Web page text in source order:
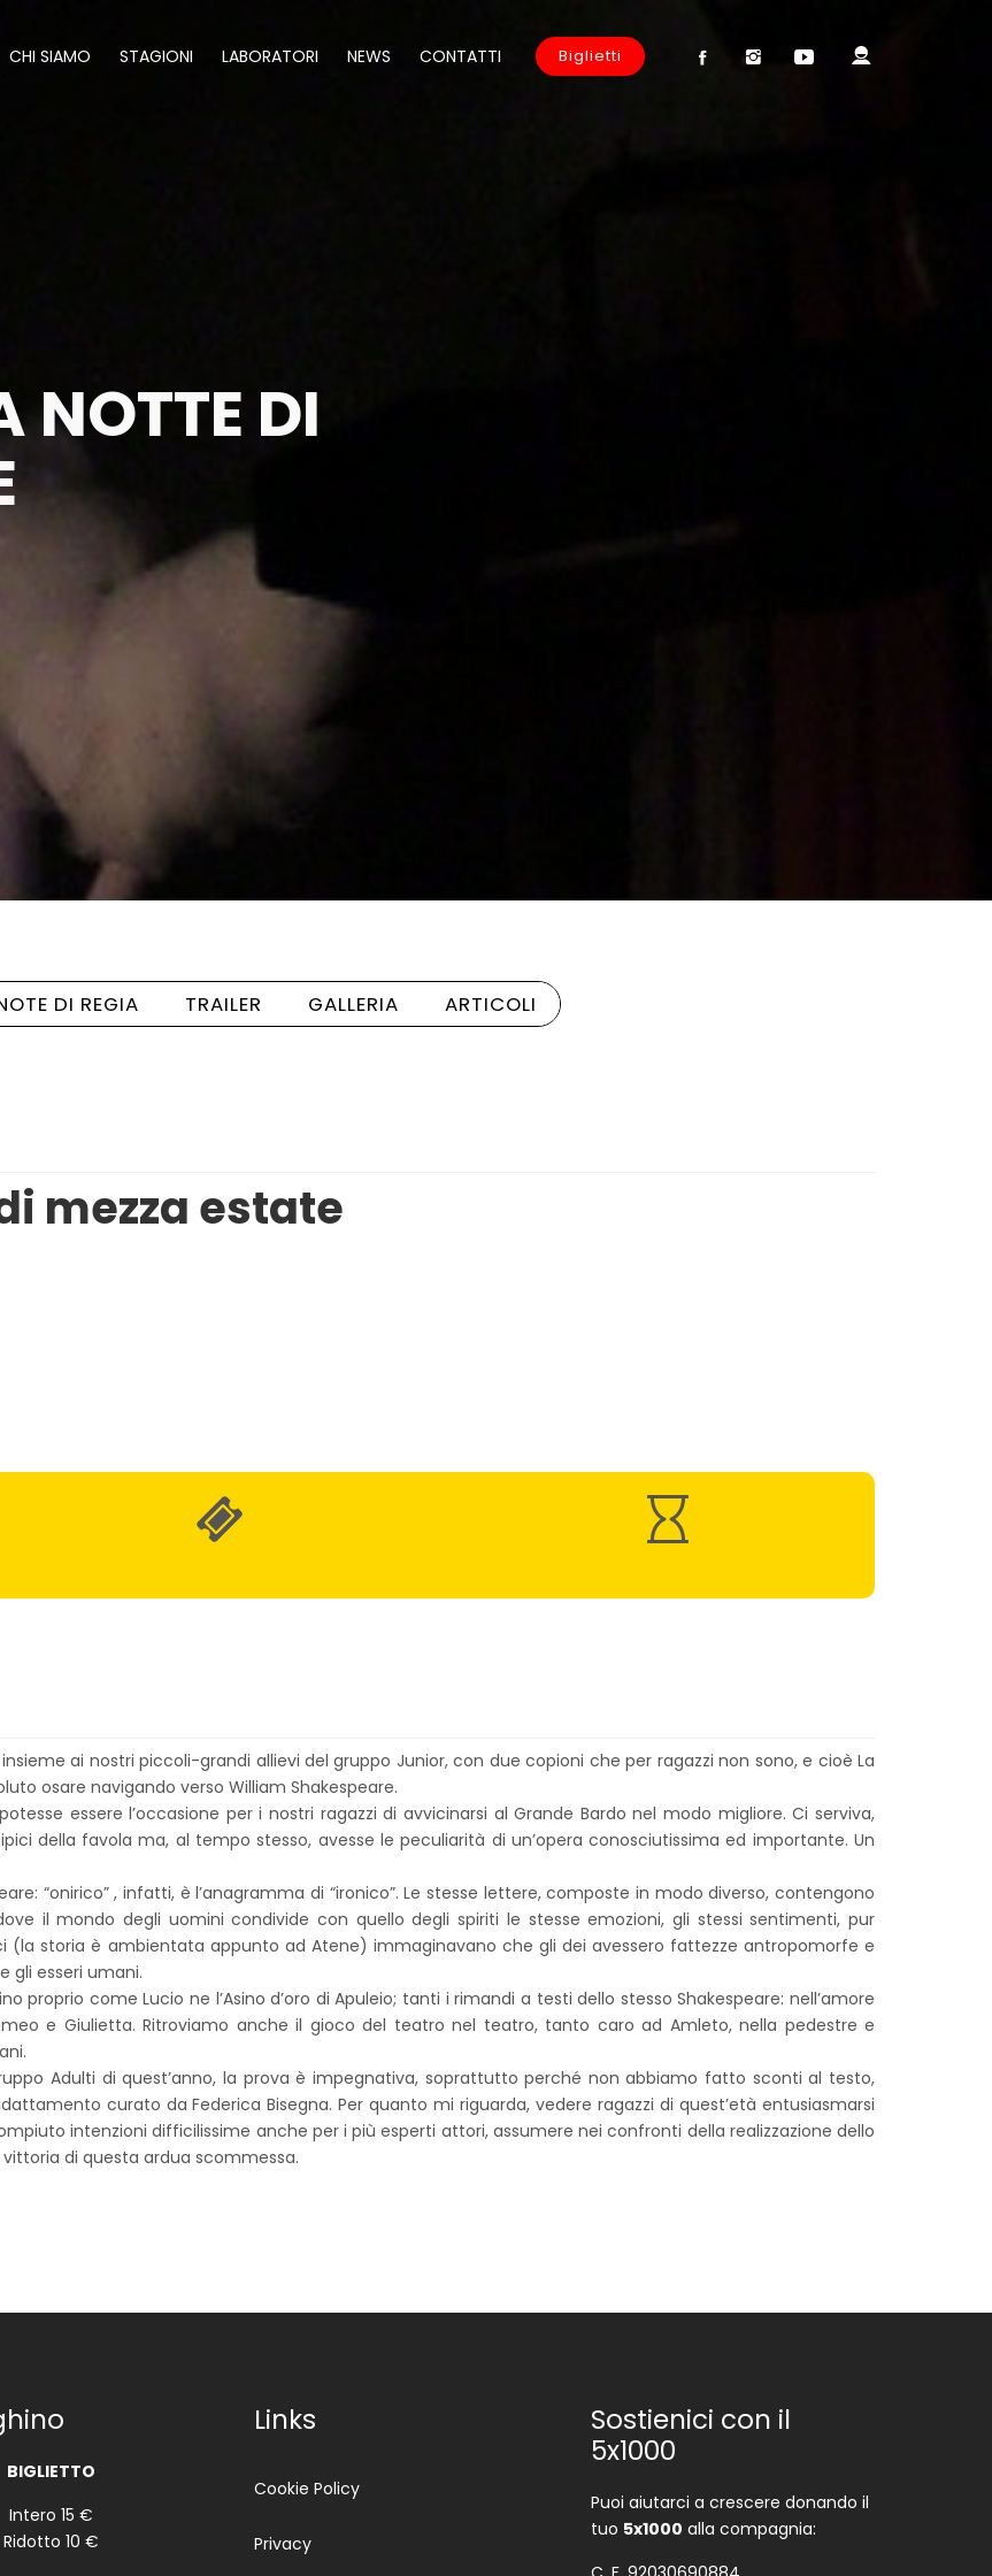
CHI SIAMO STAGIONI LABORATORI NEWS CONTATTI Biglietti
NOTTE DI
DI REGIA TRAILER GALLERIA ARTICOLI
mezza estate
ai nostri piccoli-grandi allievi del gruppo Junior, con due copioni che per ragazzi non sono, e cioè La
osare navigando verso William Shakespeare.
essere l’occasione per i nostri ragazzi di avvicinarsi al Grande Bardo nel modo migliore. Ci serviva,
della favola ma, al tempo stesso, avesse le peculiarità di un’opera conosciutissima ed importante. Un
“onirico” , infatti, è l’anagramma di “ironico”. Le stesse lettere, composte in modo diverso, contengono
il mondo degli uomini condivide con quello degli spiriti le stesse emozioni, gli stessi sentimenti, pur
(la storia è ambientata appunto ad Atene) immaginavano che gli dei avessero fattezze antropomorfe e
gli esseri umani.
proprio come Lucio ne l’Asino d’oro di Apuleio; tanti i rimandi a testi dello stesso Shakespeare: nell’amore
e Giulietta. Ritroviamo anche il gioco del teatro nel teatro, tanto caro ad Amleto, nella pedestre e
Adulti di quest’anno, la prova è impegnativa, soprattutto perché non abbiamo fatto sconti al testo,
curato da Federica Bisegna. Per quanto mi riguarda, vedere ragazzi di quest’età entusiasmarsi
intenzioni difficilissime anche per i più esperti attori, assumere nei confronti della realizzazione dello
di questa ardua scommessa.
BIGLIETTO
Intero 15 €
Ridotto 10 €
Links
Cookie Policy
Privacy
Sostienici con il
5x1000
Puoi aiutarci a crescere donando il
tuo 5x1000 alla compagnia: